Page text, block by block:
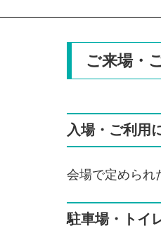
ご来場・
入場・ご利用
会場で定められ
駐車場・トイ